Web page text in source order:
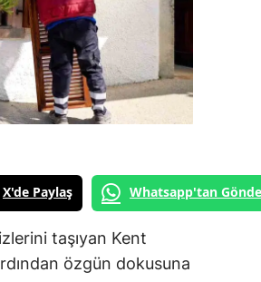
X'de Paylaş Whatsapp'tan
taşıyan Kent
özgün dokusuna